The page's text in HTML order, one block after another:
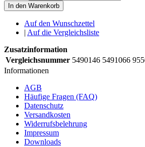
In den Warenkorb
Auf den Wunschzettel
| Auf die Vergleichsliste
Zusatzinformation
Vergleichsnummer 5490146 5491066
Informationen
AGB
Häufige Fragen (FAQ)
Datenschutz
Versandkosten
Widerrufsbelehrung
Impressum
Downloads